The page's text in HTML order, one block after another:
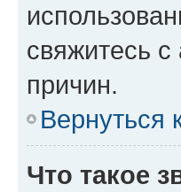
свяжитесь
причин.
Вернуться
Что такое